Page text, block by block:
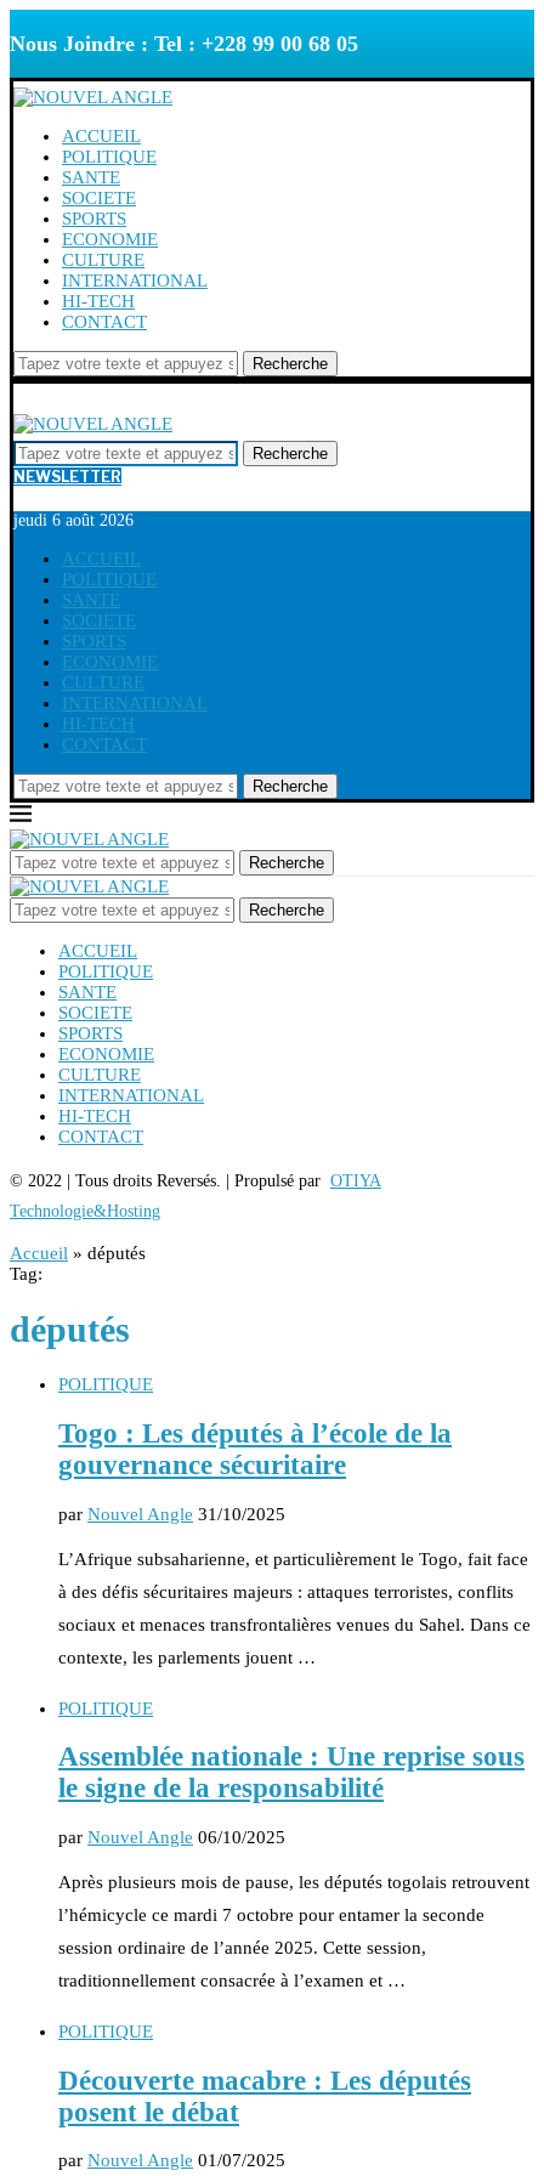
Nous Joindre : Tel : +228 99 00 68 05
ACCUEIL
POLITIQUE
SANTE
SOCIETE
SPORTS
ECONOMIE
CULTURE
INTERNATIONAL
HI-TECH
CONTACT
Recherche
Recherche
NEWSLETTER
jeudi 6 août 2026
ACCUEIL
POLITIQUE
SANTE
SOCIETE
SPORTS
ECONOMIE
CULTURE
INTERNATIONAL
HI-TECH
CONTACT
Recherche
Recherche
Recherche
ACCUEIL
POLITIQUE
SANTE
SOCIETE
SPORTS
ECONOMIE
CULTURE
INTERNATIONAL
HI-TECH
CONTACT
© 2022 | Tous droits Reversés. | Propulsé par OTIYA
Technologie&Hosting
Accueil » députés
Tag:
députés
POLITIQUE
Togo : Les députés à l’école de la
gouvernance sécuritaire
par Nouvel Angle 31/10/2025
L’Afrique subsaharienne, et particulièrement le Togo, fait face
à des défis sécuritaires majeurs : attaques terroristes, conflits
sociaux et menaces transfrontalières venues du Sahel. Dans ce
contexte, les parlements jouent …
POLITIQUE
Assemblée nationale : Une reprise sous
le signe de la responsabilité
par Nouvel Angle 06/10/2025
Après plusieurs mois de pause, les députés togolais retrouvent
l’hémicycle ce mardi 7 octobre pour entamer la seconde
session ordinaire de l’année 2025. Cette session,
traditionnellement consacrée à l’examen et …
POLITIQUE
Découverte macabre : Les députés
posent le débat
par Nouvel Angle 01/07/2025